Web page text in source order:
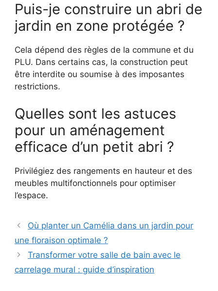
Puis-je construire un abri de
jardin en zone protégée ?
Cela dépend des règles de la commune et du
PLU. Dans certains cas, la construction peut
être interdite ou soumise à des imposantes
restrictions.
Quelles sont les astuces
pour un aménagement
efficace d’un petit abri ?
Privilégiez des rangements en hauteur et des
meubles multifonctionnels pour optimiser
l’espace.
Où planter un Camélia dans un jardin pour
une floraison optimale ?
Transformer votre salle de bain avec le
carrelage mural : guide d’inspiration